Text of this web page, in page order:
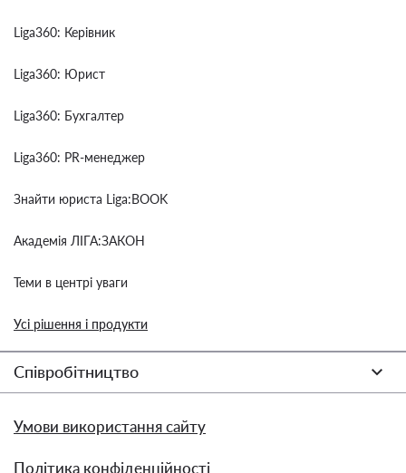
Liga360: Керівник
Liga360: Юрист
Liga360: Бухгалтер
Liga360: PR-менеджер
Знайти юриста Liga:BOOK
Академія ЛІГА:ЗАКОН
Теми в центрі уваги
Усі рішення і продукти
Співробітництво
Умови використання сайту
Політика конфіденційності